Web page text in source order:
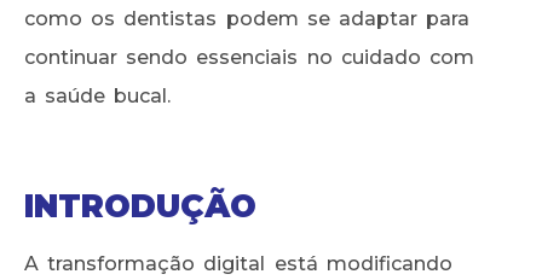
como os dentistas podem se adaptar para
continuar sendo essenciais no cuidado com
a saúde bucal.
INTRODUÇÃO
A transformação digital está modificando